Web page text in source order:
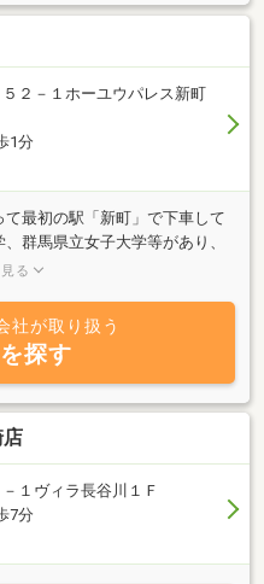
お問い合わせをお待ちしてお
２－１ホーユウパレス新町
1分
最初の駅「新町」で下車して
群馬県立女子大学等があり、
探しに多くの学生さんがご来
した群馬県全地域を営業エリ
ただいております。 又、当社
休地」の有効活用・「相続」
談にも応じております。お気
談無料）
る
社が取り扱う
探す
１ヴィラ長谷川１Ｆ
7分